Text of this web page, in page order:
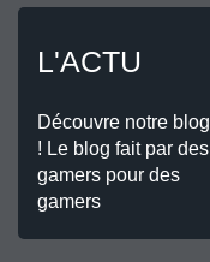
L'ACTU
Découvre notre blog
! Le blog fait par des
gamers pour des
gamers